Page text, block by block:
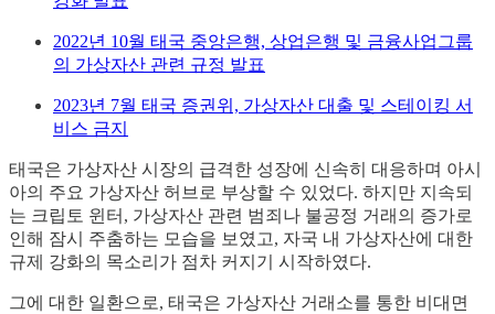
2022년 10월 태국 중앙은행, 상업은행 및 금융사업그룹
의 가상자산 관련 규정 발표
2023년 7월 태국 증권위, 가상자산 대출 및 스테이킹 서
비스 금지
태국은 가상자산 시장의 급격한 성장에 신속히 대응하며 아시
아의 주요 가상자산 허브로 부상할 수 있었다. 하지만 지속되
는 크립토 윈터, 가상자산 관련 범죄나 불공정 거래의 증가로
인해 잠시 주춤하는 모습을 보였고, 자국 내 가상자산에 대한
규제 강화의 목소리가 점차 커지기 시작하였다.
그에 대한 일환으로, 태국은 가상자산 거래소를 통한 비대면